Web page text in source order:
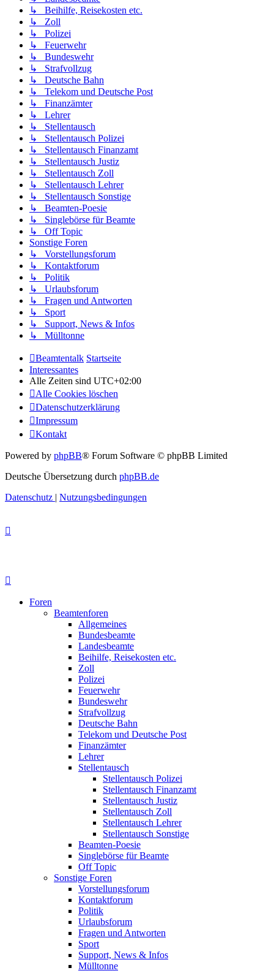
↳ Beihilfe, Reisekosten etc.
↳ Zoll
↳ Polizei
↳ Feuerwehr
↳ Bundeswehr
↳ Strafvollzug
↳ Deutsche Bahn
↳ Telekom und Deutsche Post
↳ Finanzämter
↳ Lehrer
↳ Stellentausch
↳ Stellentausch Polizei
↳ Stellentausch Finanzamt
↳ Stellentausch Justiz
↳ Stellentausch Zoll
↳ Stellentausch Lehrer
↳ Stellentausch Sonstige
↳ Beamten-Poesie
↳ Singlebörse für Beamte
↳ Off Topic
Sonstige Foren
↳ Vorstellungsforum
↳ Kontaktforum
↳ Politik
↳ Urlaubsforum
↳ Fragen und Antworten
↳ Sport
↳ Support, News & Infos
↳ Mülltonne
Beamtentalk Startseite
Interessantes
Alle Zeiten sind UTC+02:00
Alle Cookies löschen
Datenschutzerklärung
Impressum
Kontakt
Powered by phpBB® Forum Software © phpBB Limited
Deutsche Übersetzung durch phpBB.de
Datenschutz | Nutzungsbedingungen
Foren
Beamtenforen
Allgemeines
Bundesbeamte
Landesbeamte
Beihilfe, Reisekosten etc.
Zoll
Polizei
Feuerwehr
Bundeswehr
Strafvollzug
Deutsche Bahn
Telekom und Deutsche Post
Finanzämter
Lehrer
Stellentausch
Stellentausch Polizei
Stellentausch Finanzamt
Stellentausch Justiz
Stellentausch Zoll
Stellentausch Lehrer
Stellentausch Sonstige
Beamten-Poesie
Singlebörse für Beamte
Off Topic
Sonstige Foren
Vorstellungsforum
Kontaktforum
Politik
Urlaubsforum
Fragen und Antworten
Sport
Support, News & Infos
Mülltonne